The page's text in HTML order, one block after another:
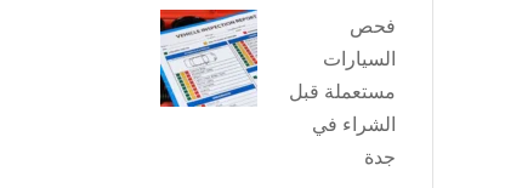
فحص
السيارات
مستعملة قبل
الشراء في
جدة